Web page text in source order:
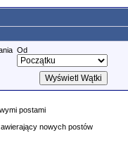
Od
postami
nowych postów